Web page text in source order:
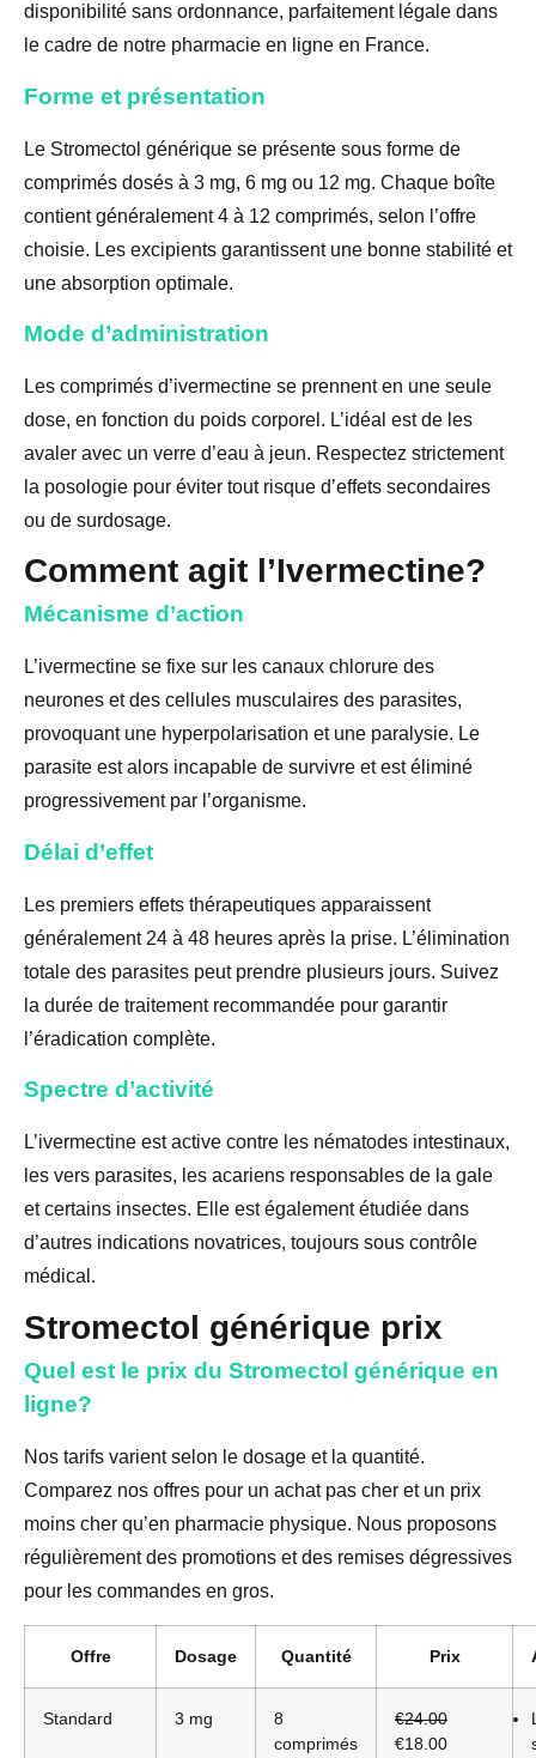
disponibilité sans ordonnance, parfaitement légale dans
le cadre de notre pharmacie en ligne en France.
Forme et présentation
Le Stromectol générique se présente sous forme de
comprimés dosés à 3 mg, 6 mg ou 12 mg. Chaque boîte
contient généralement 4 à 12 comprimés, selon l’offre
choisie. Les excipients garantissent une bonne stabilité et
une absorption optimale.
Mode d’administration
Les comprimés d’ivermectine se prennent en une seule
dose, en fonction du poids corporel. L’idéal est de les
avaler avec un verre d’eau à jeun. Respectez strictement
la posologie pour éviter tout risque d’effets secondaires
ou de surdosage.
Comment agit l’Ivermectine?
Mécanisme d’action
L’ivermectine se fixe sur les canaux chlorure des
neurones et des cellules musculaires des parasites,
provoquant une hyperpolarisation et une paralysie. Le
parasite est alors incapable de survivre et est éliminé
progressivement par l’organisme.
Délai d’effet
Les premiers effets thérapeutiques apparaissent
généralement 24 à 48 heures après la prise. L’élimination
totale des parasites peut prendre plusieurs jours. Suivez
la durée de traitement recommandée pour garantir
l’éradication complète.
Spectre d’activité
L’ivermectine est active contre les nématodes intestinaux,
les vers parasites, les acariens responsables de la gale
et certains insectes. Elle est également étudiée dans
d’autres indications novatrices, toujours sous contrôle
médical.
Stromectol générique prix
Quel est le prix du Stromectol générique en
ligne?
Nos tarifs varient selon le dosage et la quantité.
Comparez nos offres pour un achat pas cher et un prix
moins cher qu’en pharmacie physique. Nous proposons
régulièrement des promotions et des remises dégressives
pour les commandes en gros.
Offre Dosage Quantité Prix
Standard 3 mg
8
comprimés
€24.00
€18.00